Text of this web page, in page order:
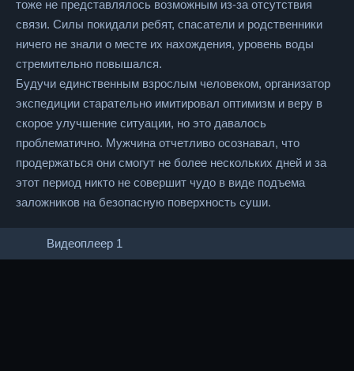
тоже не представлялось возможным из-за отсутствия
связи. Силы покидали ребят, спасатели и родственники
ничего не знали о месте их нахождения, уровень воды
стремительно повышался.
Будучи единственным взрослым человеком, организатор
экспедиции старательно имитировал оптимизм и веру в
скорое улучшение ситуации, но это давалось
проблематично. Мужчина отчетливо осознавал, что
продержаться они смогут не более нескольких дней и за
этот период никто не совершит чудо в виде подъема
заложников на безопасную поверхность суши.
Видеоплеер 1